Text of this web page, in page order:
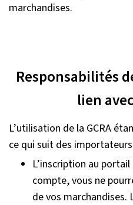
marchandises.
Responsabilités
lien
L’utilisation de la GCRA
ce qui suit des
L’inscription au portail
compte, vous ne
de vos